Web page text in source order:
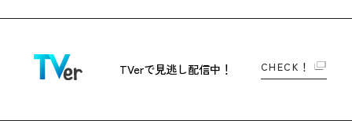
TVerで見逃し配信中！ CHECK！